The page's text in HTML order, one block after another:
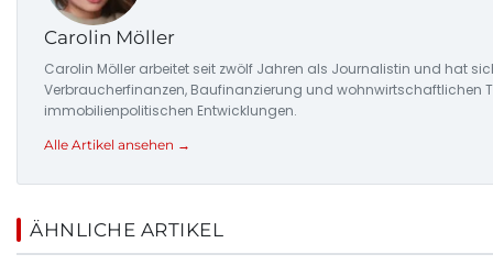
Carolin Möller
Carolin Möller arbeitet seit zwölf Jahren als Journalistin und hat
Verbraucherfinanzen, Baufinanzierung und wohnwirtschaftlichen
immobilienpolitischen Entwicklungen.
Alle Artikel ansehen →
ÄHNLICHE ARTIKEL